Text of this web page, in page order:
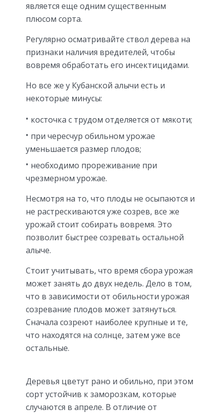
является еще одним существенным
плюсом сорта.
Регулярно осматривайте ствол дерева на
признаки наличия вредителей, чтобы
вовремя обработать его инсектицидами.
Но все же у Кубанской алычи есть и
некоторые минусы:
косточка с трудом отделяется от мякоти;
при чересчур обильном урожае
уменьшается размер плодов;
необходимо прореживание при
чрезмерном урожае.
Несмотря на то, что плоды не осыпаются и
не растрескиваются уже созрев, все же
урожай стоит собирать вовремя. Это
позволит быстрее созревать остальной
алыче.
Стоит учитывать, что время сбора урожая
может занять до двух недель. Дело в том,
что в зависимости от обильности урожая
созревание плодов может затянуться.
Сначала созреют наиболее крупные и те,
что находятся на солнце, затем уже все
остальные.
Деревья цветут рано и обильно, при этом
сорт устойчив к заморозкам, которые
случаются в апреле. В отличие от